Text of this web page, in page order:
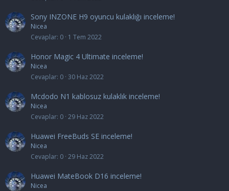
Sony INZONE H9 oyuncu kulaklığı inceleme!
Nicea
Cevaplar 0 1 Tem 2022
Honor Magic 4 Ultimate inceleme!
Nicea
Cevaplar 0 30 Haz 2022
Mcdodo N1 kablosuz kulaklık inceleme!
Nicea
Cevaplar 0 29 Haz 2022
Huawei FreeBuds SE inceleme!
Nicea
Cevaplar 0 29 Haz 2022
Huawei MateBook D16 inceleme!
Nicea